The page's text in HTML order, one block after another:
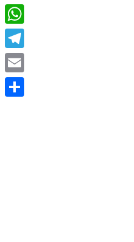
Threads
WhatsApp
Telegram
Email